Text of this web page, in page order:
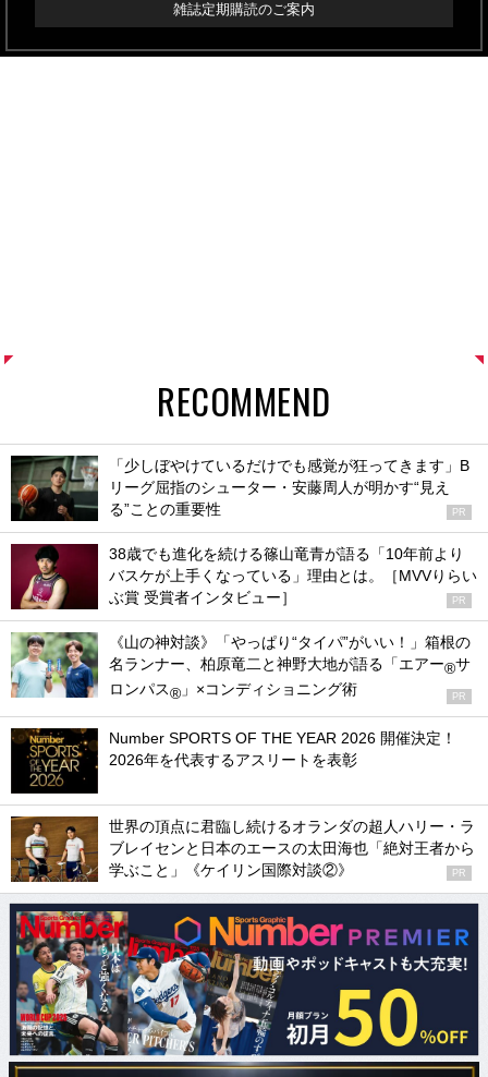
雑誌定期購読のご案内
RECOMMEND
「少しぼやけているだけでも感覚が狂ってきます」B
リーグ屈指のシューター・安藤周人が明かす“見え
る”ことの重要性
PR
38歳でも進化を続ける篠山竜青が語る「10年前より
バスケが上手くなっている」理由とは。［MVVりらい
ぶ賞 受賞者インタビュー］
PR
《山の神対談》「やっぱり“タイパ”がいい！」箱根の
名ランナー、柏原竜二と神野大地が語る「エアー®サ
ロンパス® 」×コンディショニング術 PR
Number SPORTS OF THE YEAR 2026 開催決定！
2026年を代表するアスリートを表彰
世界の頂点に君臨し続けるオランダの超人ハリー・ラ
ブレイセンと日本のエースの太田海也「絶対王者から
学ぶこと」《ケイリン国際対談②》
PR